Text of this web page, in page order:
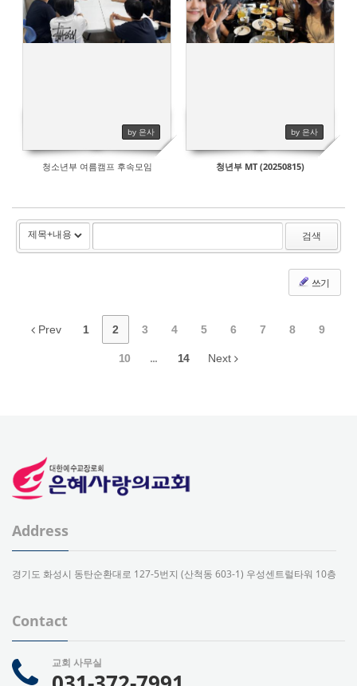
by 은사
청소년부 여름캠프 후속모임
by 은사
청년부 MT (20250815)
검색
쓰기
Prev 1 2 3 4 5 6 7 8 9
10 ... 14 Next
Address
경기도 화성시 동탄순환대로 127-5번지 (산척동 603-1) 우성센트럴타워 10층
Contact
교회 사무실